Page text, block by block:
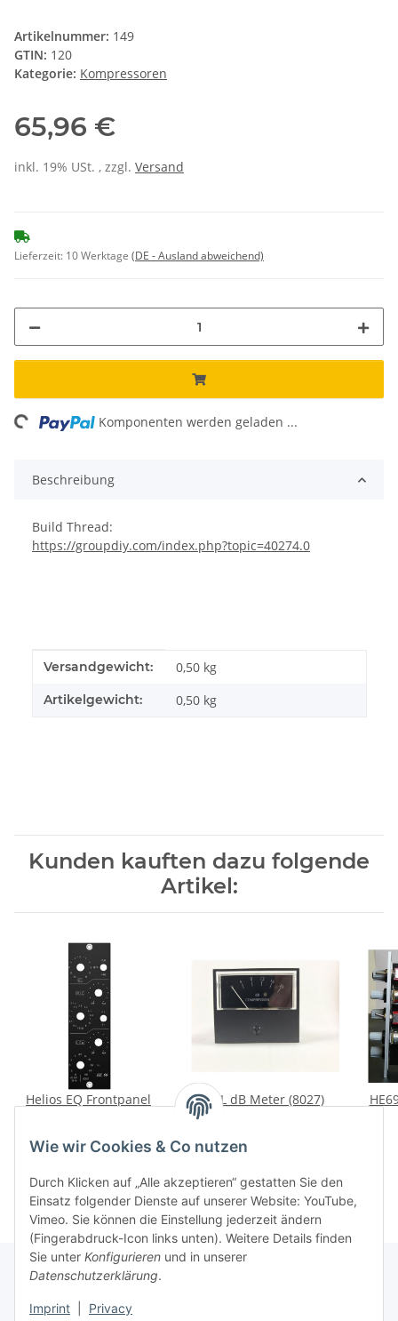
Wie wir Cookies & Co nutzen
Durch Klicken auf „Alle akzeptieren“ gestatten Sie den
Einsatz folgender Dienste auf unserer Website: YouTube,
Vimeo. Sie können die Einstellung jederzeit ändern
(Fingerabdruck-Icon links unten). Weitere Details finden
Sie unter Konfigurieren und in unserer
Datenschutzerklärung.
Imprint Privacy
Artikelnummer: 149
GTIN: 120
Kategorie: Kompressoren
65,96 €
inkl. 19% USt. , zzgl. Versand
Lieferzeit: 10 Werktage (DE - Ausland abweichend)
Komponenten werden geladen ...
Beschreibung
Build Thread:
https://groupdiy.com/index.php?topic=40274.0
Produkteigenschaft
Wert
Versandgewicht: 0,50 kg
Artikelgewicht: 0,50 kg
Kunden kauften dazu folgende
Artikel:
Helios EQ Frontpanel
SSL dB Meter (8027)
Informationen